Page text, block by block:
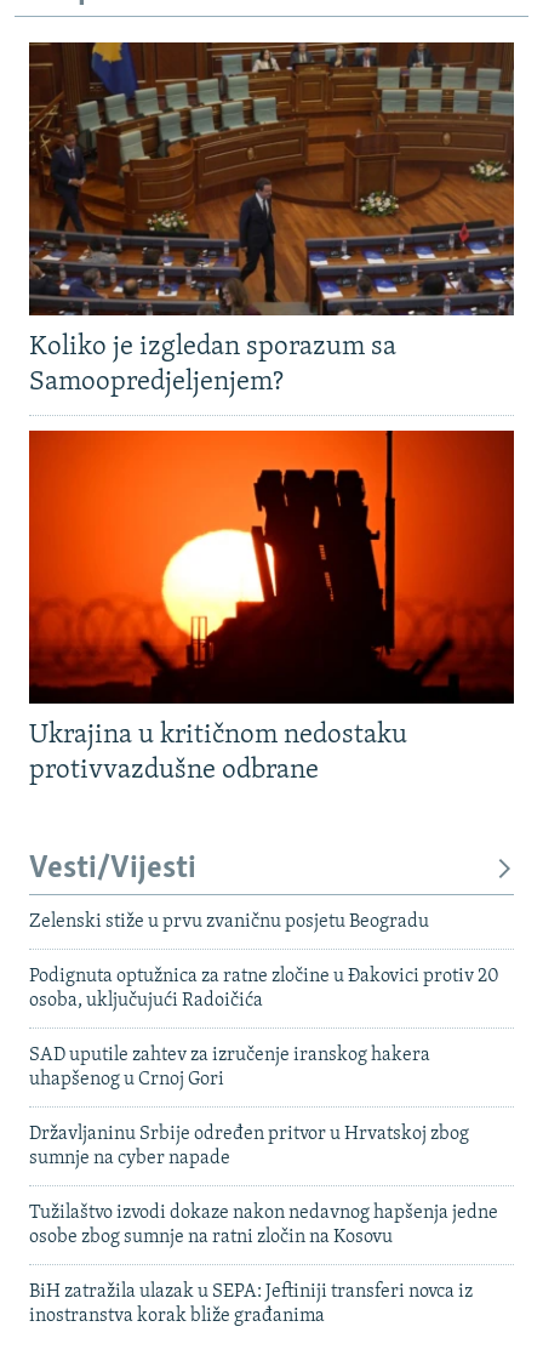
Koliko je izgledan sporazum sa
Samoopredjeljenjem?
Ukrajina u kritičnom nedostaku
protivvazdušne odbrane
Vesti/Vijesti
Zelenski stiže u prvu zvaničnu posjetu Beogradu
Podignuta optužnica za ratne zločine u Đakovici protiv 20
osoba, uključujući Radoičića
SAD uputile zahtev za izručenje iranskog hakera
uhapšenog u Crnoj Gori
Državljaninu Srbije određen pritvor u Hrvatskoj zbog
sumnje na cyber napade
Tužilaštvo izvodi dokaze nakon nedavnog hapšenja jedne
osobe zbog sumnje na ratni zločin na Kosovu
BiH zatražila ulazak u SEPA: Jeftiniji transferi novca iz
inostranstva korak bliže građanima